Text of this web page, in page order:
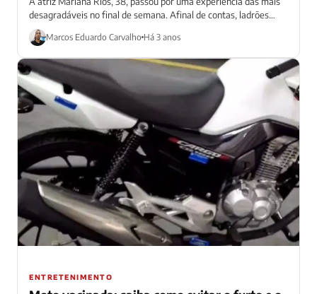
desagradáveis no final de semana. Afinal de contas, ladrões
entraram na...
Marcos Eduardo Carvalho Há 3 anos
ENTRETENIMENTO